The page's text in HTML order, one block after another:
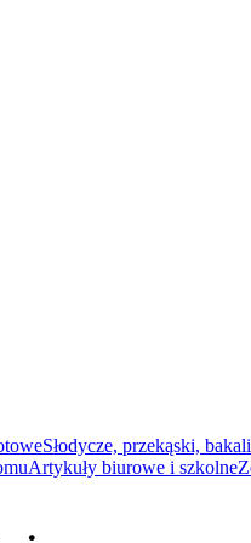
Słodycze, przekąski,
Artykuły biurowe i szkolne